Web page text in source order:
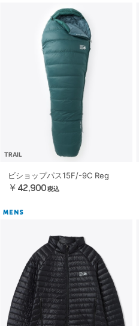
TRAIL
ビショップパス15F/-9C Reg
￥42,900 税込
MENS